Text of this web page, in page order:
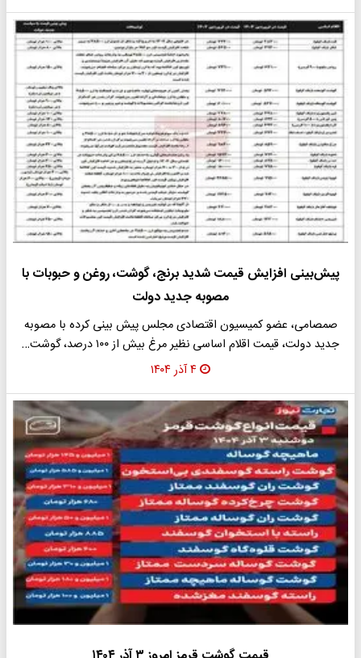
پیش‌بینی افزایش قیمت شدید برنج، گوشت، روغن و حبوبات با
مصوبه جدید دولت
صمصامی، عضو کمیسیون اقتصادی مجلس پیش بینی کرده با مصوبه
جدید دولت، قیمت اقلام اساسی نظیر مرغ بیش از ۱۰۰ درصد، گوشت…
۴ آذر ۱۴۰۴